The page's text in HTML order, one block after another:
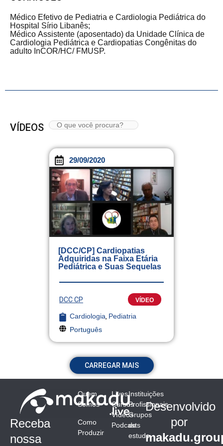
Médico Efetivo de Pediatria e Cardiologia Pediátrica do
Hospital Sírio Libanês;
Médico Assistente (aposentado) da Unidade Clínica de
Cardiologia Pediátrica e Cardiopatias Congênitas do
adulto InCOR/HC/ FMUSP.
VÍDEOS
29/09/2020
[DCC/CP] Cardiopatias
Adquiridas na Faixa Etária
Pediátrica e Suas Sequelas
DCC CP VÍDEO
Cardiologia, Pediatria
Português
CARREGAR MAIS
Receba
nossa
Quem
Somos
Como
Produzir
Lives
Cursos
Vídeos
Podcasts
Instituições
Profissionais
Grupos
de
estudo
Desenvolvido
por